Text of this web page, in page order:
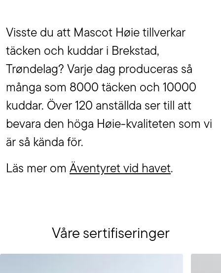
Visste du att Mascot Høie tillverkar
täcken och kuddar i Brekstad,
Trøndelag? Varje dag produceras så
många som 8000 täcken och 10000
kuddar. Över 120 anställda ser till att
bevara den höga Høie-kvaliteten som vi
är så kända för.
Läs mer om Äventyret vid havet.
Våre sertifiseringer